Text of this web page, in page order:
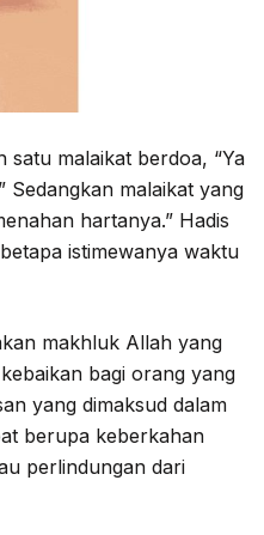
Sedangkan malaikat yang
hartanya.” Hadis
istimewanya waktu
makhluk Allah yang
bagi orang yang
yang dimaksud dalam
berupa keberkahan
perlindungan dari